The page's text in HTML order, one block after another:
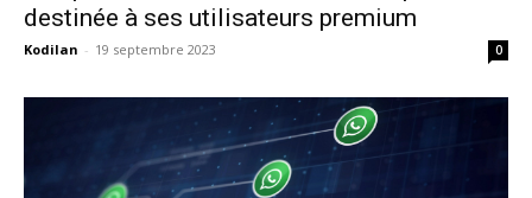
destinée à ses utilisateurs premium
Kodilan - 19 septembre 2023 0